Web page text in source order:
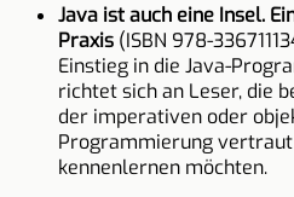
Java ist auch eine Insel.
Praxis (ISBN 978-
Einstieg in die Java-
richtet sich an Leser, die
der imperativen oder
Programmierung vertraut
kennenlernen möchten.